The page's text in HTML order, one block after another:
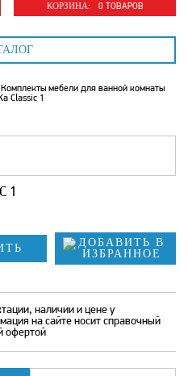
КОРЗИНА: 0 ТОВАРОВ
Комплекты мебели для ванной комнаты
Classic 1
1
наличии и цене у
на сайте носит справочный
офертой